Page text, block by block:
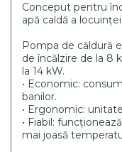
Conceput pentru
apă caldă a
Pompa de căldură
de încălzire de la 8
la 14 kW.
• Economic:
banilor.
• Ergonomic:
• Fiabil:
mai joasă